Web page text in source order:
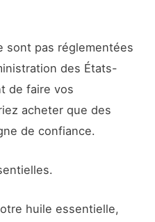
sont pas réglementées
des États-
de faire vos
acheter que des
de confiance.
huile essentielle,